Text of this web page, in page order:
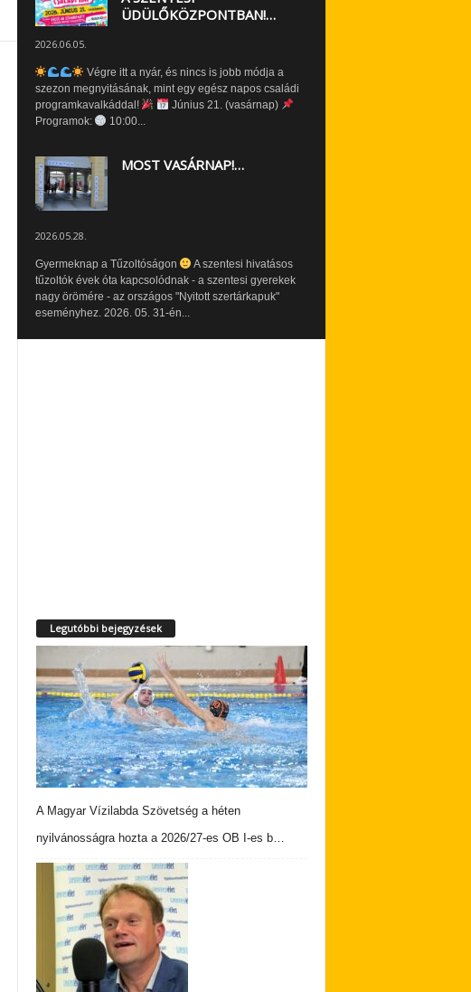
ÜDÜLŐKÖZPONTBAN!…
2026.06.05.
Végre itt a nyár, és nincs is jobb módja a
szezon megnyitásának, mint egy egész napos családi
programkavalkáddal!
Június 21. (vasárnap)
Programok:
10:00...
MOST VASÁRNAP!…
2026.05.28.
Gyermeknap a Tűzoltóságon
A szentesi hivatásos
tűzoltók évek óta kapcsolódnak - a szentesi gyerekek
nagy örömére - az országos "Nyitott szertárkapuk"
eseményhez. 2026. 05. 31-én...
Legutóbbi bejegyzések
A Magyar Vízilabda Szövetség a héten
nyilvánosságra hozta a 2026/27-es OB I-es b…